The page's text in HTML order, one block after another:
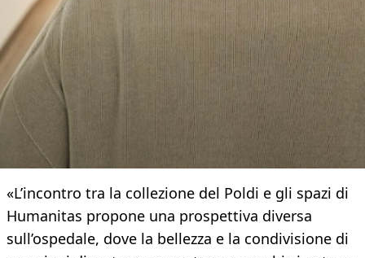
«L’incontro tra la collezione del Poldi e gli spazi di
Humanitas propone una prospettiva diversa
sull’ospedale, dove la bellezza e la condivisione di